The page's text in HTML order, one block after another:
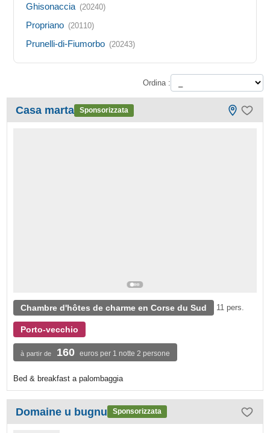
Ghisonaccia (20240)
Propriano (20110)
Prunelli-di-Fiumorbo (20243)
Ordina :
Casa marta Sponsorizzata
Chambre d'hôtes de charme en Corse du Sud 11 pers.
Porto-vecchio
à partir de 160 euros per 1 notte 2 persone
Bed & breakfast a palombaggia
Domaine u bugnu Sponsorizzata